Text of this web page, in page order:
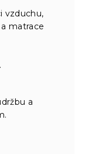
vzduchu,
matrace
a